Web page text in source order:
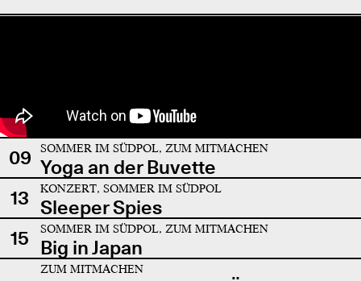
09 SOMMER IM SÜDPOL, ZUM MITMACHEN
Yoga an der Buvette
13
KONZERT, SOMMER IM SÜDPOL
Sleeper Spies
15
SOMMER IM SÜDPOL, ZUM MITMACHEN
Big in Japan
ZUM MITMACHEN